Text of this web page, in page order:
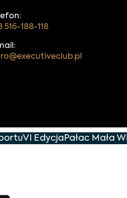
516-188-118
VI EdycjaPałac Mała